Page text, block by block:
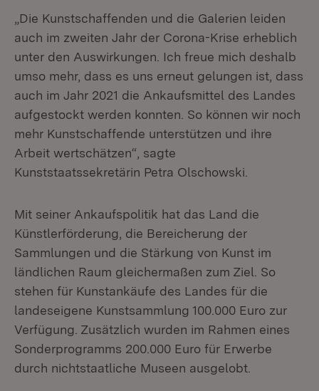
„Die Kunstschaffenden und die Galerien leiden
auch im zweiten Jahr der Corona-Krise erheblich
unter den Auswirkungen. Ich freue mich deshalb
umso mehr, dass es uns erneut gelungen ist, dass
auch im Jahr 2021 die Ankaufsmittel des Landes
aufgestockt werden konnten. So können wir noch
mehr Kunstschaffende unterstützen und ihre
Arbeit wertschätzen“, sagte
Kunststaatssekretärin Petra Olschowski.
Mit seiner Ankaufspolitik hat das Land die
Künstlerförderung, die Bereicherung der
Sammlungen und die Stärkung von Kunst im
ländlichen Raum gleichermaßen zum Ziel. So
stehen für Kunstankäufe des Landes für die
landeseigene Kunstsammlung 100.000 Euro zur
Verfügung. Zusätzlich wurden im Rahmen eines
Sonderprogramms 200.000 Euro für Erwerbe
durch nichtstaatliche Museen ausgelobt.